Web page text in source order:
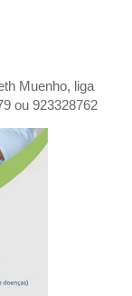
Muenho, liga
ou 923328762